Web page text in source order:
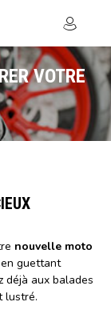
VOTRE
nouvelle moto
guettant
déjà aux balades
lustré.